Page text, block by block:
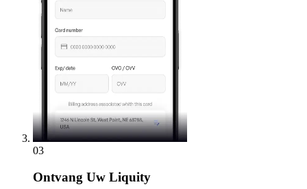
03
Ontvang Uw Liquity